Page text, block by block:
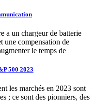
a un chargeur de batterie
une compensation de
le temps de
500 2023
les marchés en 2023 sont
; ce sont des pionniers, des